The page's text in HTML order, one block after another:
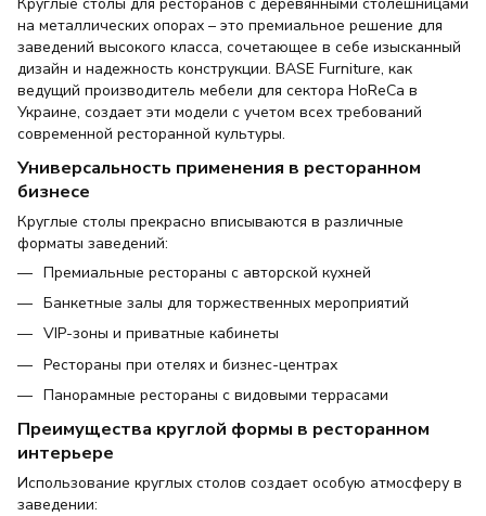
на металлических опорах – это премиальное решение для
заведений высокого класса, сочетающее в себе изысканный
дизайн и надежность конструкции. BASE Furniture, как
ведущий производитель мебели для сектора HoReCa в
Украине, создает эти модели с учетом всех требований
современной ресторанной культуры.
Универсальность применения в ресторанном
бизнесе
Круглые столы прекрасно вписываются в различные
форматы заведений:
Премиальные рестораны с авторской кухней
Банкетные залы для торжественных мероприятий
VIP-зоны и приватные кабинеты
Рестораны при отелях и бизнес-центрах
Панорамные рестораны с видовыми террасами
Преимущества круглой формы в ресторанном
интерьере
Использование круглых столов создает особую атмосферу в
заведении: